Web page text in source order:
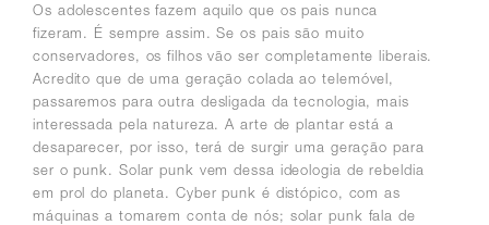
Os adolescentes fazem aquilo que os pais nunca
fizeram. É sempre assim. Se os pais são muito
conservadores, os filhos vão ser completamente liberais.
Acredito que de uma geração colada ao telemóvel,
passaremos para outra desligada da tecnologia, mais
interessada pela natureza. A arte de plantar está a
desaparecer, por isso, terá de surgir uma geração para
ser o punk. Solar punk vem dessa ideologia de rebeldia
em prol do planeta. Cyber punk é distópico, com as
máquinas a tomarem conta de nós; solar punk fala de